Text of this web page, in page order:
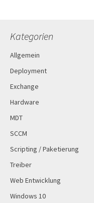
Kategorien
Allgemein
Deployment
Exchange
Hardware
MDT
SCCM
Scripting / Paketierung
Treiber
Web Entwicklung
Windows 10